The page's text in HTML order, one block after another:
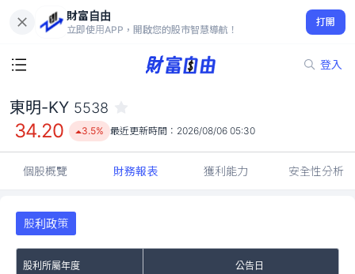
財富自由
立即使用APP，開啟您的股市智慧導航！
打開
登入
34.20
3.5%
東明-KY 5538
34.20 3.5% 最近更新時間： 2026/08/06 05:30
個股概覽 財務報表 獲利能力 安全性分析
股利政策
股利所屬年度 公告日